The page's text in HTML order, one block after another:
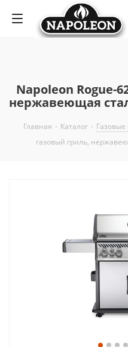
Napoleon Rogue-
нержавеющая
Главная - Каталог - Газовые
газовый гриль,